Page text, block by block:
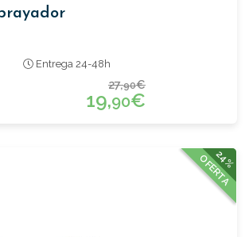
Entrega 24-48h
27,90€
19,90€
24%
OFERTA